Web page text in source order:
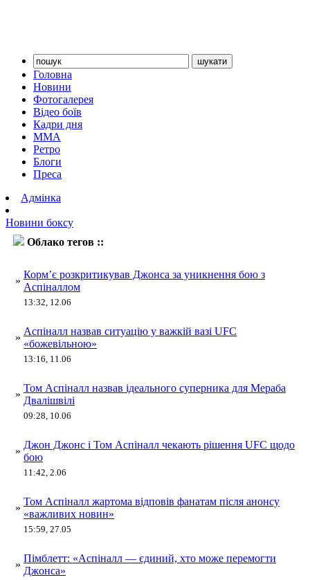
Головна
Новини
Фотогалерея
Відео боїв
Кадри дня
ММА
Ретро
Блоги
Преса
Адмінка
Новини боксу
Облако тегов ::
»
Корм’є розкритикував Джонса за уникнення бою з
Аспіналлом
13:32, 12.06
»
Аспіналл назвав ситуацію у важкій вазі UFC
«божевільною»
13:16, 11.06
»
Том Аспіналл назвав ідеального суперника для Мераба
Двалішвілі
09:28, 10.06
»
Джон Джонс і Том Аспіналл чекають рішення UFC щодо
бою
11:42, 2.06
»
Том Аспіналл жартома відповів фанатам після анонсу
«важливих новин»
15:59, 27.05
»
Пімблетт: «Аспіналл — єдиний, хто може перемогти
Джонса»